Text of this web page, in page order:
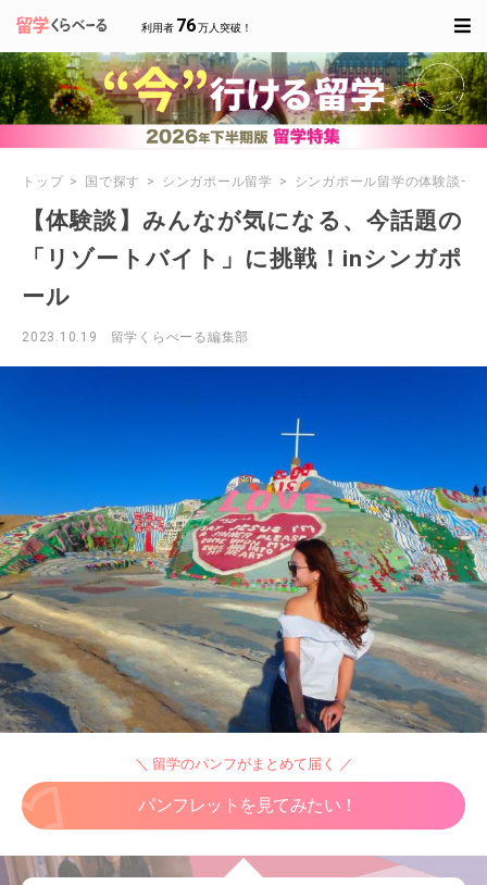
利用者 76万人突破！
トップ 国で探す シンガポール留学 シンガポール留学の体験談一覧
【体験談】みんなが気になる、今話題の
「リゾートバイト」に挑戦！inシンガポ
ール
2023.10.19 留学くらべーる編集部
＼ 留学のパンフがまとめて届く ／
パンフレットを見てみたい！